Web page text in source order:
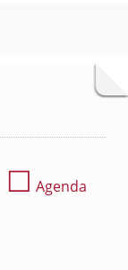
☐ Agenda